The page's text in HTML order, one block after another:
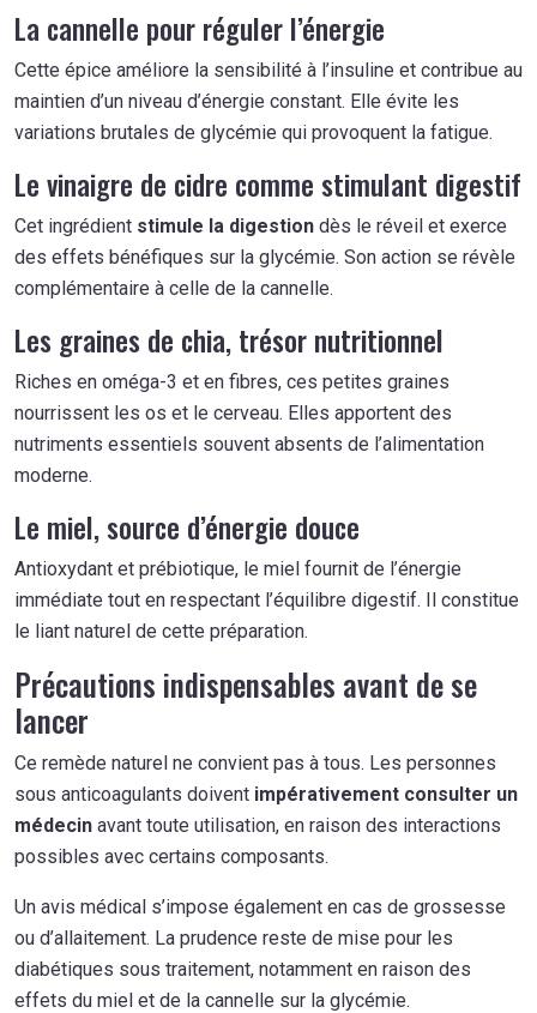
La cannelle pour réguler l’énergie
Cette épice améliore la sensibilité à l’insuline et contribue au
maintien d’un niveau d’énergie constant. Elle évite les
variations brutales de glycémie qui provoquent la fatigue.
Le vinaigre de cidre comme stimulant digestif
Cet ingrédient stimule la digestion dès le réveil et exerce
des effets bénéfiques sur la glycémie. Son action se révèle
complémentaire à celle de la cannelle.
Les graines de chia, trésor nutritionnel
Riches en oméga-3 et en fibres, ces petites graines
nourrissent les os et le cerveau. Elles apportent des
nutriments essentiels souvent absents de l’alimentation
moderne.
Le miel, source d’énergie douce
Antioxydant et prébiotique, le miel fournit de l’énergie
immédiate tout en respectant l’équilibre digestif. Il constitue
le liant naturel de cette préparation.
Précautions indispensables avant de se
lancer
Ce remède naturel ne convient pas à tous. Les personnes
sous anticoagulants doivent impérativement consulter un
médecin avant toute utilisation, en raison des interactions
possibles avec certains composants.
Un avis médical s’impose également en cas de grossesse
ou d’allaitement. La prudence reste de mise pour les
diabétiques sous traitement, notamment en raison des
effets du miel et de la cannelle sur la glycémie.